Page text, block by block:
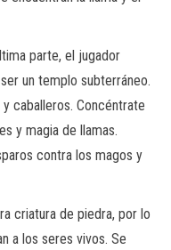
parte, el jugador
un templo subterráneo.
caballeros. Concéntrate
y magia de llamas.
contra los magos y
criatura de piedra, por lo
a los seres vivos. Se